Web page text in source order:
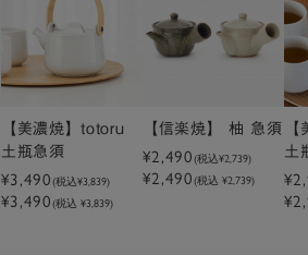
【美濃焼】totoru
土瓶急須
¥3,490(税込¥3,839)
¥3,490(税込 ¥3,839)
【信楽焼】 柚 急須
¥2,490(税込¥2,739)
¥2,490(税込 ¥2,739)
土